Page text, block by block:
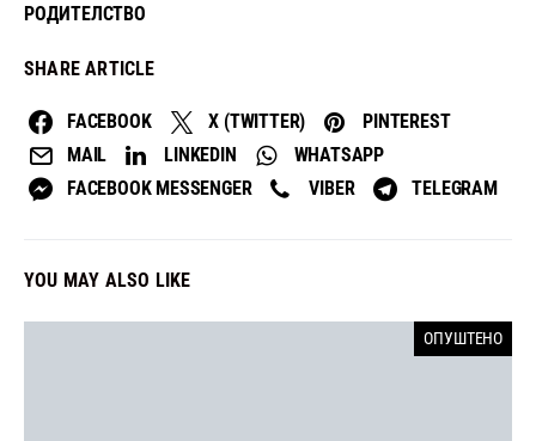
РОДИТЕЛСТВО
SHARE ARTICLE
FACEBOOK X (TWITTER)
PINTEREST
MAIL
LINKEDIN
WHATSAPP
FACEBOOK MESSENGER
VIBER TELEGRAM
YOU MAY ALSO LIKE
ОПУШТЕНО